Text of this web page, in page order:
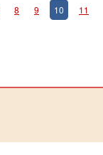
8 9 10 11